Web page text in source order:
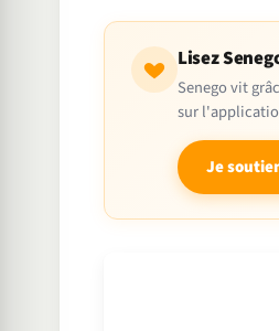
Lisez
Senego vit
sur
Je